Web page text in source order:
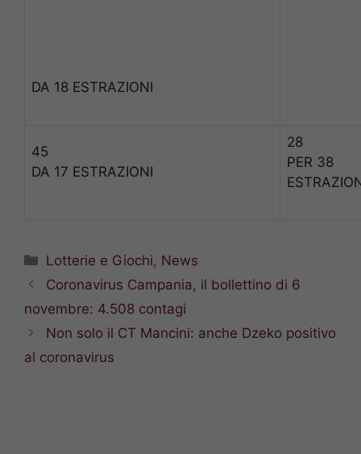
DA 18 ESTRAZIONI
45
DA 17 ESTRAZIONI
28
PER 38
Categorie
Lotterie e Giochi, News
Coronavirus Campania, il bollettino di 6
novembre: 4.508 contagi
Non solo il CT Mancini: anche Dzeko positivo
al coronavirus